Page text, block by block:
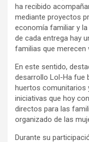
ha recibido
mediante proyectos
economía familiar y
de cada entrega hay
familias que merecen
En este sentido,
desarrollo Lol-Ha fue
huertos comunitarios
iniciativas que hoy
directos para las
organizado de las
Durante su